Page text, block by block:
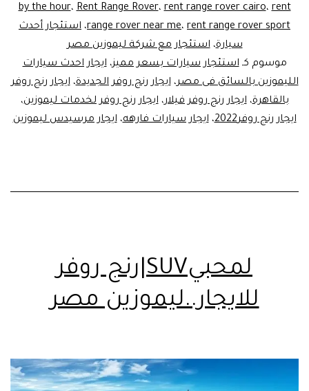
فيلار
by the hour،Rent Range Rover،rent range rover cairo،rent
range rover near me، rent range rover sport ، استئجار أحدث
سيارة،استئجار مع شركة ليموزين مصر
موسوم كـاستئجار سيارات بسعر مميز،ايجار احدث سيارات
الليموزين بالسائق فى مصر،ايجار رنج روفر الجديدة،ايجار رنج روفر
بالقاهرة،ايجار رنج روفر فيلار،ايجار رنج روفر لخدمات ليموزين،
ايجار رنج روفر2022
،ايجار سيارات فارهه،ايجار مرسيدس ليموزين
لمحبيSUV|رنج روفر
للايجار..ليموزين مصر